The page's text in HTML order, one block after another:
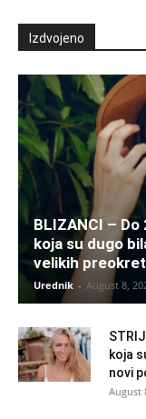
Izdvojeno
BLIZANCI –
koja su dugo
velikih
Urednik - August 8,
koja
novi
August